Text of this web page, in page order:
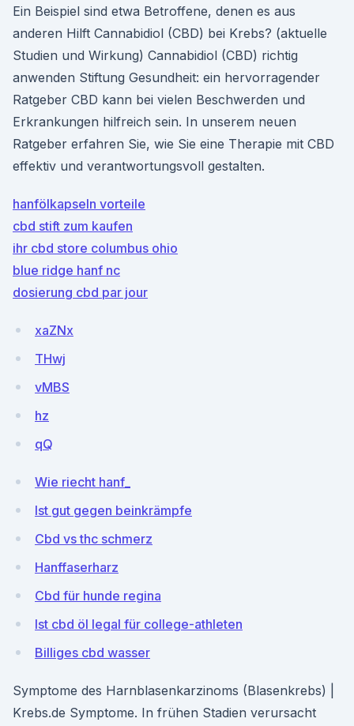
Ein Beispiel sind etwa Betroffene, denen es aus
anderen Hilft Cannabidiol (CBD) bei Krebs? (aktuelle
Studien und Wirkung) Cannabidiol (CBD) richtig
anwenden Stiftung Gesundheit: ein hervorragender
Ratgeber CBD kann bei vielen Beschwerden und
Erkrankungen hilfreich sein. In unserem neuen
Ratgeber erfahren Sie, wie Sie eine Therapie mit CBD
effektiv und verantwortungsvoll gestalten.
hanfölkapseln vorteile
cbd stift zum kaufen
ihr cbd store columbus ohio
blue ridge hanf nc
dosierung cbd par jour
xaZNx
THwj
vMBS
hz
qQ
Wie riecht hanf_
Ist gut gegen beinkrämpfe
Cbd vs thc schmerz
Hanffaserharz
Cbd für hunde regina
Ist cbd öl legal für college-athleten
Billiges cbd wasser
Symptome des Harnblasenkarzinoms (Blasenkrebs) |
Krebs.de Symptome. In frühen Stadien verursacht